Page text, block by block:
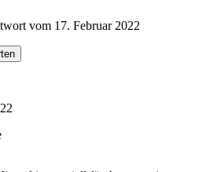
vom 17. Februar 2022